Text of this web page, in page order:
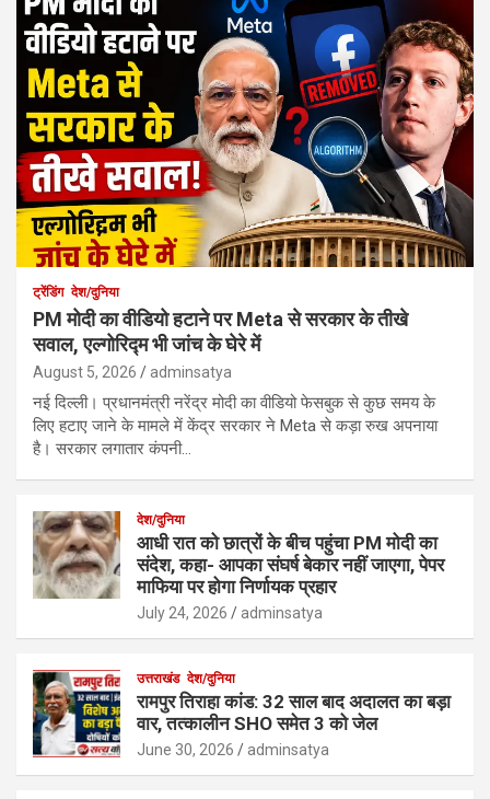
ट्रेंडिंग देश/दुनिया
PM मोदी का वीडियो हटाने पर Meta से सरकार के तीखे
सवाल, एल्गोरिद्म भी जांच के घेरे में
August 5, 2026 adminsatya
नई दिल्ली। प्रधानमंत्री नरेंद्र मोदी का वीडियो फेसबुक से कुछ समय के
लिए हटाए जाने के मामले में केंद्र सरकार ने Meta से कड़ा रुख अपनाया
है। सरकार लगातार कंपनी…
देश/दुनिया
आधी रात को छात्रों के बीच पहुंचा PM मोदी का
संदेश, कहा- आपका संघर्ष बेकार नहीं जाएगा, पेपर
माफिया पर होगा निर्णायक प्रहार
July 24, 2026 adminsatya
उत्तराखंड देश/दुनिया
रामपुर तिराहा कांड: 32 साल बाद अदालत का बड़ा
वार, तत्कालीन SHO समेत 3 को जेल
June 30, 2026 adminsatya